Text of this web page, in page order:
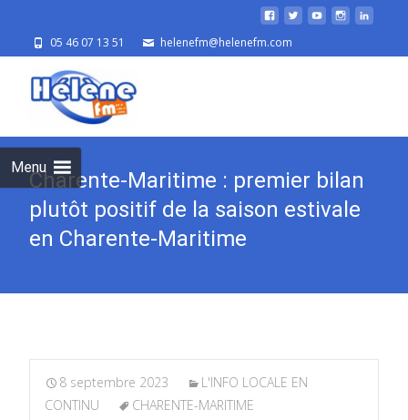
05 46 07 13 51 helenefm@helenefm.com
Menu
Charente-Maritime : premier bilan
plutôt positif de la saison estivale
en Charente-Maritime
8 septembre 2023
L'INFO LOCALE EN
CONTINU
CHARENTE-MARITIME